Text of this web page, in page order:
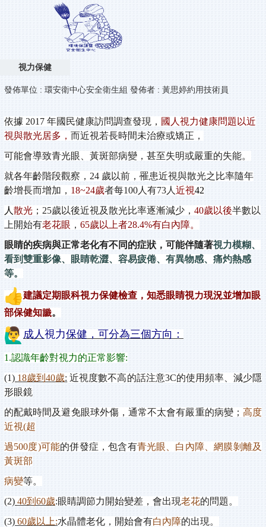
視力保健
發佈單位 : 環安衛中心安全衛生組 發佈者 : 黃思婷約用技術員
依據 2017 年國民健康訪問調查發現， 國人 視力健康問題以近
視與散光居多， 而近視若長時間未治療或矯正，
可能會導致青光眼、黃斑部病變，甚至失明或嚴重的失能。
就各年齡階段觀察， 24 歲以前，罹患近視與散光之比率隨年
齡增長而增加， 18~24歲者每100人有73人 近視42
人 散光 ； 25歲以後近視及散光比率逐漸減少， 40歲以後半數以
上開始有老花眼 ， 65歲以上者28.4%有白內障。
眼睛的疾病與正常老化有不同的症狀，可能伴隨著視力模糊、
看到雙重影像、眼睛乾澀、容易疲倦、有異物感、痛灼熱感
等。
建議定期眼科視力保健檢查，知悉眼睛視力現況並增加眼
部保健知識。
成人 視力保健，可分為三個方向：
1.認識年齡對視力的正常影響:
(1) 18歲到40歲: 近視度數不高的話注意3C的使用頻率、減少隱
形眼鏡
的配戴時間及避免眼球外傷，通常不太會有嚴重的病變； 高度
近視(超
過500度)可能的併發症，包含有青光眼、白內障、網膜剝離及
黃斑部
病變等。
(2) 40到 60歲:眼睛調節力開始變差，會出現老花的問題。
(3) 60歲以上:水晶體老化，開始會有白內障的出現。